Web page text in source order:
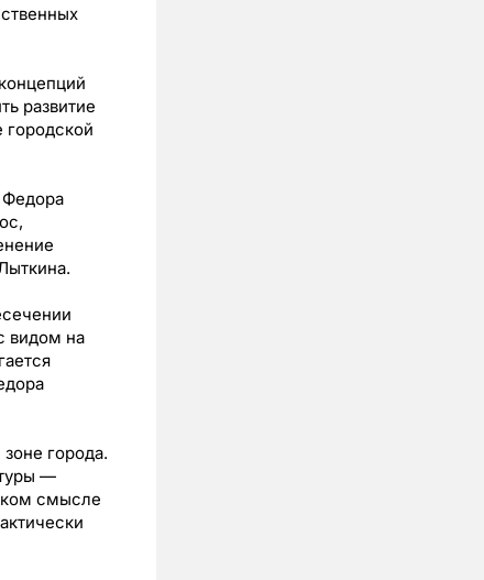
развитие
городской
видом на
города.
—
смысле